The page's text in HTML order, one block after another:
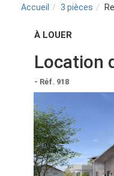
Accueil 3 pièces
À LOUER
Location
- Réf. 918